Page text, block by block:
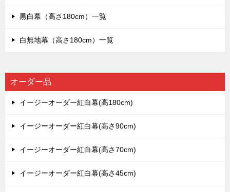
黒白幕（高さ180cm）一覧
白無地幕（高さ180cm）一覧
オーダー品
イージーオーダー紅白幕(高180cm)
イージーオーダー紅白幕(高さ90cm)
イージーオーダー紅白幕(高さ70cm)
イージーオーダー紅白幕(高さ45cm)